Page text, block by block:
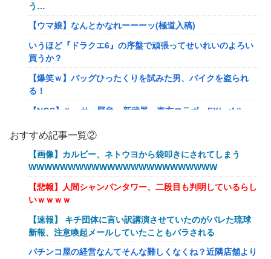
う…
【ウマ娘】なんとかなれーーーッ(極道入稿)
いうほど『ドラクエ6』の序盤で頑張ってせいれいのよろい
買うか？
【爆笑ｗ】バッグひったくりを試みた男、バイクを盗られ
る！
【NGS】ルーサー緊急、新武器、東方コラボ、EXレベル
( •᷄ὤ•᷅ )
キメラって倫理観無くせば普通に作れるんか？
【艦これ】E5クリアした人に聞きたいんだけど基地航空の
熟練度どうしてた？
【艦これ】軽空母混成の潜水マスって陣形なんにしてます
の？？？
【艦これ】みんなもう終わってそうだから聞くんだけど E3-
2ってサブの穴が空いてないダイハツ駆逐並べて 高速＋とか
おすすめ記事一覧②
【画像】カルビー、ネトウヨから袋叩きにされてしまう
WWWWWWWWWWWWWWWWWWWWWWWW
【悲報】人間シャンパンタワー、二段目も判明しているらし
いｗｗｗｗ
【速報】 キチ団体に言い訳講演させていたのがバレた琉球
新報、注意喚起メールしていたこともバラされる
パチンコ屋の経営なんてそんな難しくなくね？近隣店舗より